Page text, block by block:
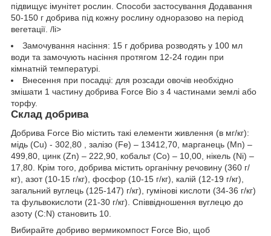
підвищує імунітет рослин. Способи застосування Додавання
50-150 г добрива під кожну рослину одноразово на період
вегетації. /li>
Замочування насіння: 15 г добрива розводять у 100 мл
води та замочують насіння протягом 12-24 годин при
кімнатній температурі.
Внесення при посадці: для розсади овочів необхідно
змішати 1 частину добрива Force Bio з 4 частинами землі або
торфу.
Склад добрива
Добрива Force Bio містить такі елементи живлення (в мг/кг):
мідь (Cu) - 302,80 , залізо (Fe) – 13412,70, марганець (Mn) –
499,80, цинк (Zn) – 222,90, кобальт (Co) – 10,00, нікель (Ni) –
17,80. Крім того, добрива містить органічну речовину (360 г/
кг), азот (10-15 г/кг), фосфор (10-15 г/кг), калій (12-19 г/кг),
загальний вуглець (125-147) г/кг), гумінові кислоти (34-36 г/кг)
та фульвокислоти (21-30 г/кг). Співвідношення вуглецю до
азоту (С:N) становить 10.
Вибирайте добриво вермикомпост Force Bio, щоб